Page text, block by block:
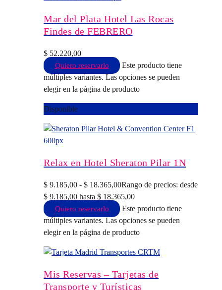
Mar del Plata Hotel Las Rocas
Findes de FEBRERO
$ 52.220,00
Quiero reservarlo
Este producto tiene
múltiples variantes. Las opciones se pueden
elegir en la página de producto
Disponible
Relax en Hotel Sheraton Pilar 1N
$ 9.185,00 - $ 18.365,00Rango de precios: desde
$ 9.185,00 hasta $ 18.365,00
Quiero reservarlo
Este producto tiene
múltiples variantes. Las opciones se pueden
elegir en la página de producto
Mis Reservas – Tarjetas de
Transporte y Turísticas